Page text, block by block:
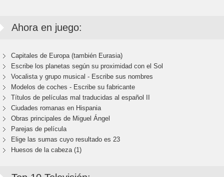
Ahora en juego:
Capitales de Europa (también Eurasia)
Escribe los planetas según su proximidad con el Sol
Vocalista y grupo musical - Escribe sus nombres
Modelos de coches - Escribe su fabricante
Títulos de películas mal traducidas al español II
Ciudades romanas en Hispania
Obras principales de Miguel Ángel
Parejas de película
Elige las sumas cuyo resultado es 23
Huesos de la cabeza (1)